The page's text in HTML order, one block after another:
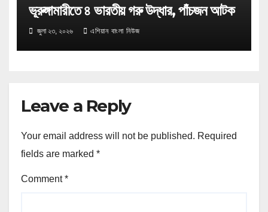
ভূরুঙ্গামারীতে ৪ ভারতীয় গরু উদ্ধার, পাঁচজন আটক
জুলা ২৩, ২০২৬ এশিয়ান বাংলা নিউজ
Leave a Reply
Your email address will not be published. Required
fields are marked *
Comment*